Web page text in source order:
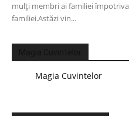
mulți membri ai familiei
familiei.Astăzi vin...
Magia Cuvintelor